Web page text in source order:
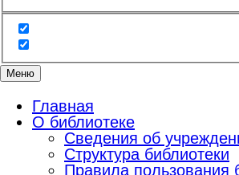
Меню
Главная
О библиотеке
Сведения об
Структура библиотеки
Правила пользования